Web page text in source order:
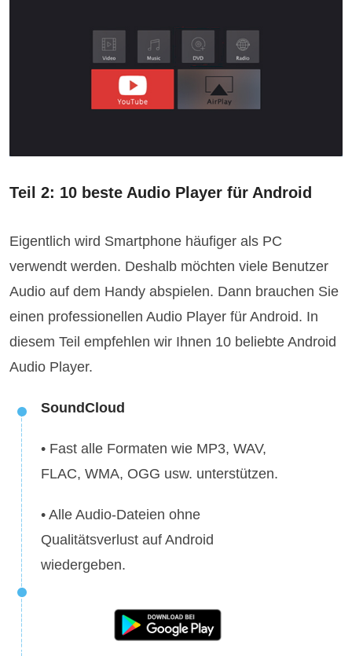
Teil 2: 10 beste Audio Player für Android
Eigentlich wird Smartphone häufiger als PC
verwendt werden. Deshalb möchten viele Benutzer
Audio auf dem Handy abspielen. Dann brauchen Sie
einen professionellen Audio Player für Android. In
diesem Teil empfehlen wir Ihnen 10 beliebte Android
Audio Player.
SoundCloud
• Fast alle Formaten wie MP3, WAV,
FLAC, WMA, OGG usw. unterstützen.
• Alle Audio-Dateien ohne
Qualitätsverlust auf Android
wiedergeben.